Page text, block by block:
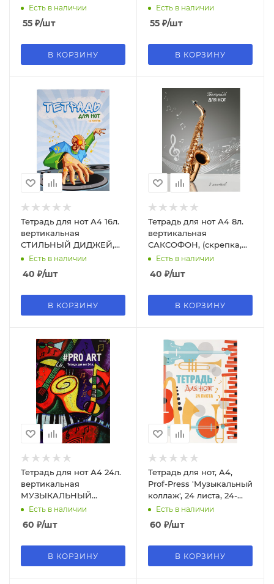
5104Есть в наличии
55 ₽/шт
В КОРЗИНУ
5101Есть в наличии
55 ₽/шт
В КОРЗИНУ
Тетрадь для нот А4 16л.
вертикальная
СТИЛЬНЫЙ ДИДЖЕЙ,
(скрепка, цвет.
мелов.обл.) 16-0198
Есть в наличии
40 ₽/шт
В КОРЗИНУ
Тетрадь для нот А4 8л.
вертикальная
САКСОФОН, (скрепка,
цветная мелов.обл.), 08-
0744
Есть в наличии
40 ₽/шт
В КОРЗИНУ
Тетрадь для нот А4 24л.
вертикальная
МУЗЫКАЛЬНЫЙ
АВАНГАРД, 24-8810
Есть в наличии
60 ₽/шт
В КОРЗИНУ
Тетрадь для нот, A4,
Prof-Press 'Музыкальный
коллаж', 24 листа, 24-
0196Есть в наличии
60 ₽/шт
В КОРЗИНУ